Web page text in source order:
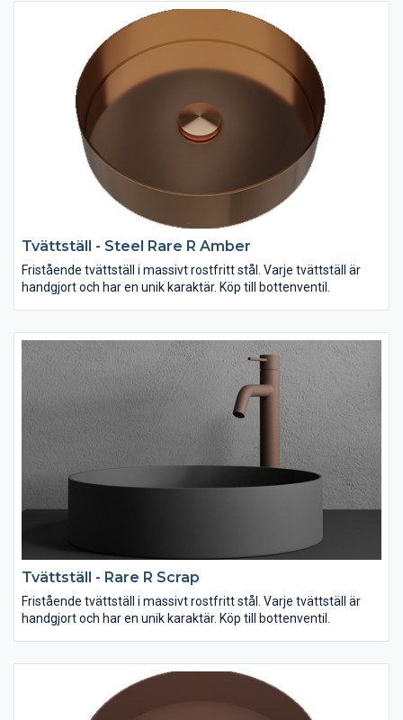
Tvättställ - Steel Rare R Amber
Fristående tvättställ i massivt rostfritt stål. Varje tvättställ är
handgjort och har en unik karaktär. Köp till bottenventil.
Tvättställ - Rare R Scrap
Fristående tvättställ i massivt rostfritt stål. Varje tvättställ är
handgjort och har en unik karaktär. Köp till bottenventil.